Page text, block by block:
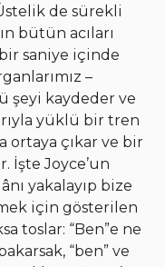
de sürekli
bütün acıları
saniye içinde
–
şeyi kaydeder ve
yüklü bir tren
ortaya çıkar ve bir
İşte Joyce’un
yakalayıp bize
için gösterilen
toslar: “Ben”e ne
“ben” ve